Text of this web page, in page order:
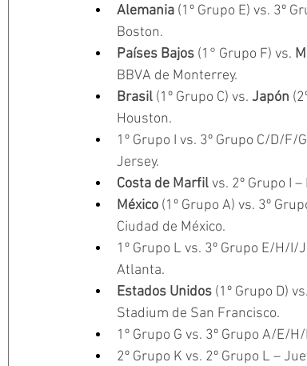
Alemania (1º Grupo E) vs. 3º
Boston.
Países Bajos (1° Grupo F) vs.
BBVA de Monterrey.
Brasil (1º Grupo C) vs. Japón
Houston.
1º Grupo I vs. 3º Grupo C/D/
Jersey.
Costa de Marfil vs. 2º Grupo I
México (1º Grupo A) vs. 3º
Ciudad de México.
1º Grupo L vs. 3º Grupo E/H/
Atlanta.
Estados Unidos (1º Grupo D)
Stadium de San Francisco.
1º Grupo G vs. 3º Grupo A/E/
2º Grupo K vs. 2º Grupo L –